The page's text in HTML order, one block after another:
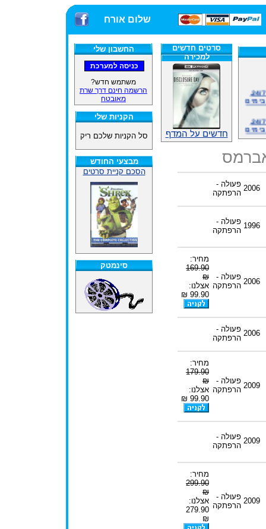
שלום אורח
החשבון שלי
משתמש חדש?
הרשמה חינם דרך שרת
מאובטח
הקניות שלי
סל הקניות שלכם ריק
מבצעי החודש
הסכם קניית סרטים
סינמטק
סרטים חדשים
למכירה
חדשים על המדף
אברמס
2006 פעולה -
הרפתקה
1996 פעולה -
הרפתקה
2006
פעולה -
הרפתקה
מחיר:
169.90
₪
אצלנו:
99.90 ₪
2006 פעולה -
הרפתקה
2009
פעולה -
הרפתקה
מחיר:
179.90
₪
אצלנו:
99.90 ₪
2009 פעולה -
הרפתקה
2009 פעולה -
הרפתקה
מחיר:
299.90
₪
אצלנו:
279.90
₪